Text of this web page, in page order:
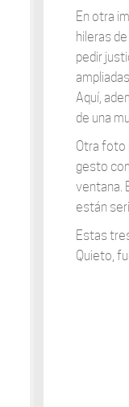
En otra
hileras
pedir
Aquí,
de una
Otra foto
gesto
ventana.
están
Estas
Quieto,